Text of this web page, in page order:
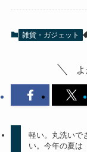
雑貨・ガジェット
軽い。丸洗いで
い。今年の夏は